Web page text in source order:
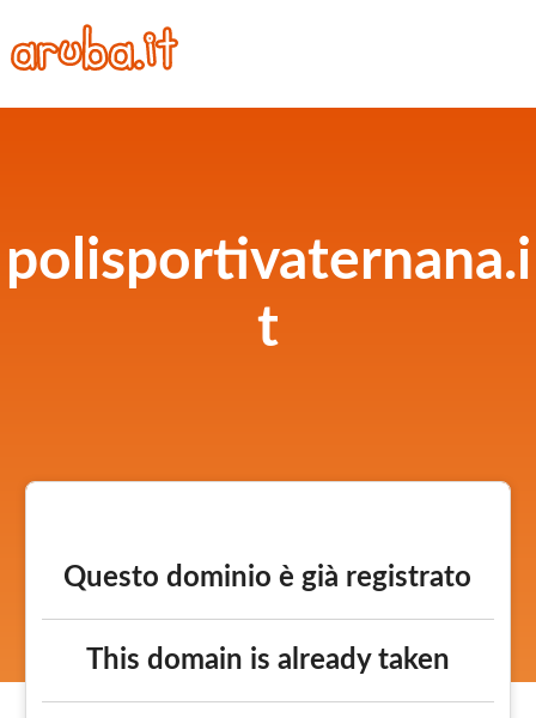
polisportivaternana.i
t
Questo dominio è già registrato
This domain is already taken